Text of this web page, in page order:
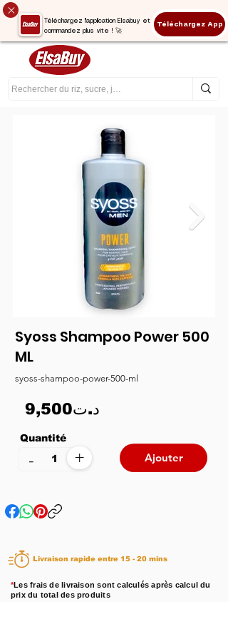
Téléchargez l'application Elsabuy et
commandez plus vite ! 🚀
Téléchargez App
Syoss Shampoo Power 500
ML
syoss-shampoo-power-500-ml
9,500د.ت
Quantité
+
- Ajouter
Livraison rapide entre 15 - 20 mins
*Les frais de livraison sont calculés après calcul du
prix du total des produits